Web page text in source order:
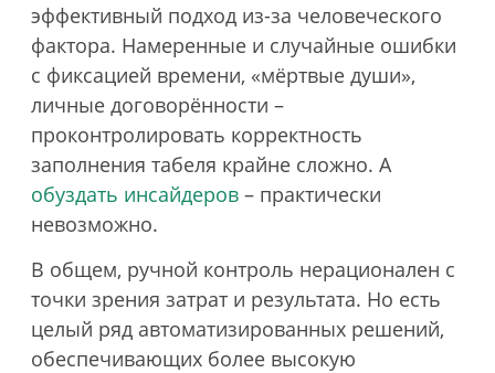
эффективный подход из-за человеческого
фактора. Намеренные и случайные ошибки
с фиксацией времени, «мёртвые души»,
личные договорённости –
проконтролировать корректность
заполнения табеля крайне сложно. А
обуздать инсайдеров – практически
невозможно.
В общем, ручной контроль нерационален с
точки зрения затрат и результата. Но есть
целый ряд автоматизированных решений,
обеспечивающих более высокую